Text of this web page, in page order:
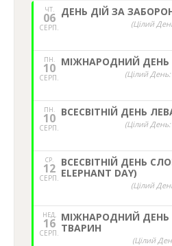
ЧТ.
06
СЕРП.
ДЕНЬ ДІЙ ЗА
(Цілий
ПН.
10
СЕРП.
МІЖНАРОДНИЙ ДЕНЬ
(Цілий
ПН.
10
СЕРП.
ВСЕСВІТНІЙ ДЕНЬ
(Цілий
СР.
12
СЕРП.
ВСЕСВІТНІЙ ДЕНЬ
ELEPHANT DAY)
(Цілий
НЕД,
16
СЕРП.
МІЖНАРОДНИЙ ДЕНЬ
ТВАРИН
(Цілий